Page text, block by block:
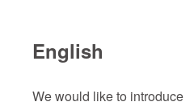
English
We would like to introduce